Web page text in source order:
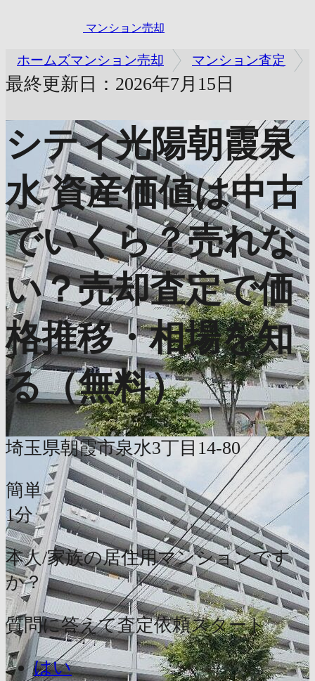
マンション売却
ホームズマンション売却 マンション査定
最終更新日：2026年7月15日
シティ光陽朝霞泉
水 資産価値は中古
でいくら？売れな
い？売却査定で価
格推移・相場を知
る（無料）
埼玉県朝霞市泉水3丁目14-80
簡単
1分
本人/家族の居住用マンションです
か？
質問に答えて査定依頼スタート
はい